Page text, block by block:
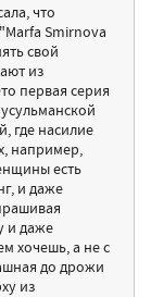
что
Smirnova
свой
из
первая серия
где насилие
например,
есть
и даже
и даже
хочешь, а не с
до дрожи
из